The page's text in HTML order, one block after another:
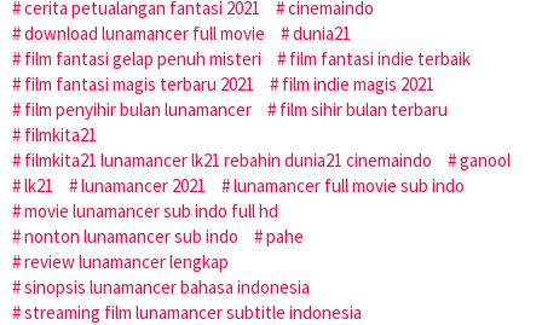
cerita petualangan fantasi 2021
cinemaindo
download lunamancer full movie
dunia21
film fantasi gelap penuh misteri
film fantasi indie terbaik
film fantasi magis terbaru 2021
film indie magis 2021
film penyihir bulan lunamancer
film sihir bulan terbaru
filmkita21
filmkita21 lunamancer lk21 rebahin dunia21 cinemaindo
ganool
lk21
lunamancer 2021
lunamancer full movie sub indo
movie lunamancer sub indo full hd
nonton lunamancer sub indo
pahe
review lunamancer lengkap
sinopsis lunamancer bahasa indonesia
streaming film lunamancer subtitle indonesia